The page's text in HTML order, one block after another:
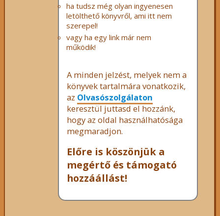
ha tudsz még olyan ingyenesen
letölthető könyvről, ami itt nem
szerepel!
vagy ha egy link már nem
működik!
A minden jelzést, melyek nem a
könyvek tartalmára vonatkozik,
az Olvasószolgálaton
keresztül juttasd el hozzánk,
hogy az oldal használhatósága
megmaradjon.
Előre is köszönjük a
megértő és támogató
hozzáállást!